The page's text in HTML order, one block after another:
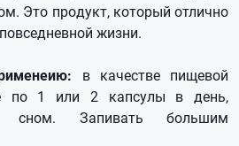
Это продукт, который отлично
жизни.
в качестве пищевой
по 1 или 2 капсулы в день,
сном. Запивать большим